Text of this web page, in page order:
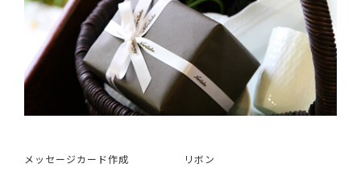
メッセージカード作成 リボン